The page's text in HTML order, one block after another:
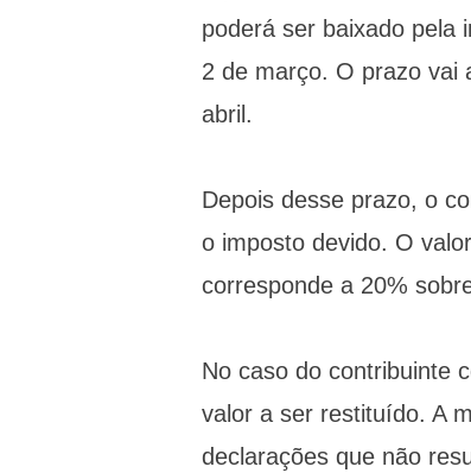
poderá ser baixado pela
2 de março. O prazo vai
abril.
Depois desse prazo, o
o imposto devido. O
corresponde a 20%
No caso do contribuinte
valor a ser restituído. A
declarações que não